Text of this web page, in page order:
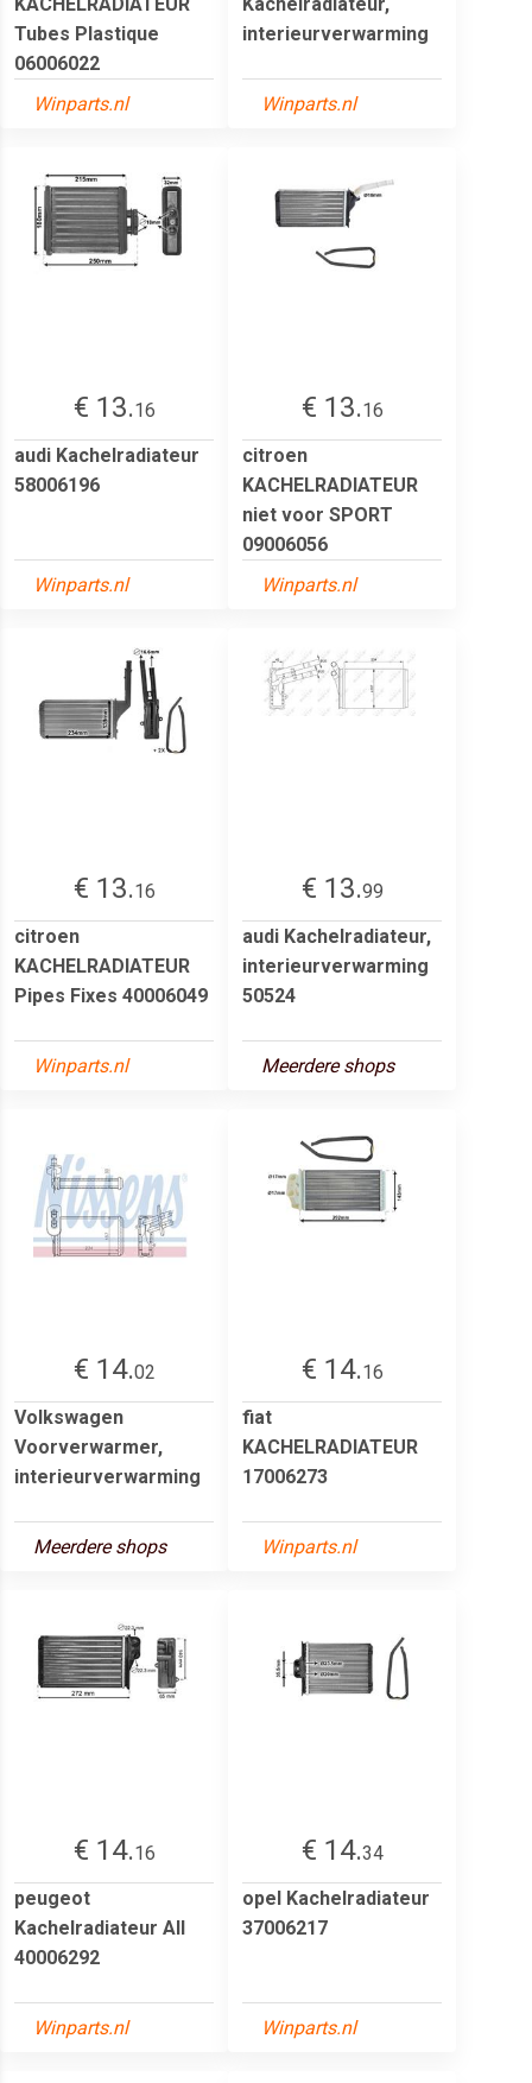
Tubes Plastique
06006022
Winparts.nl
interieurverwarming
Winparts.nl
€ 13.16
audi Kachelradiateur
58006196
Winparts.nl
€ 13.16
citroen
KACHELRADIATEUR
niet voor SPORT
09006056
Winparts.nl
€ 13.16
citroen
KACHELRADIATEUR
Pipes Fixes 40006049
Winparts.nl
€ 13.99
audi Kachelradiateur,
interieurverwarming
50524
Meerdere shops
€ 14.02
Volkswagen
Voorverwarmer,
interieurverwarming
Meerdere shops
€ 14.16
fiat
KACHELRADIATEUR
17006273
Winparts.nl
€ 14.16
peugeot
Kachelradiateur All
40006292
Winparts.nl
€ 14.34
opel Kachelradiateur
37006217
Winparts.nl